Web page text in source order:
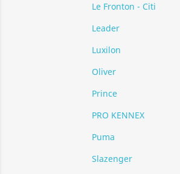
Le Fronton - Citi
Leader
Luxilon
Oliver
Prince
PRO KENNEX
Puma
Slazenger